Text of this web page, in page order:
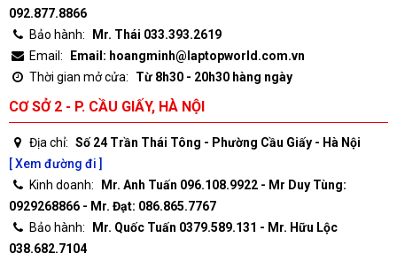
092.877.8866
Bảo hành:
Mr. Thái 033.393.2619
Email:
Email: hoangminh@laptopworld.com.vn
Thời gian mở cửa:
Từ 8h30 - 20h30 hàng ngày
CƠ SỞ 2 - P. CẦU GIẤY, HÀ NỘI
Địa chỉ: Số 24 Trần Thái Tông - Phường Cầu Giấy - Hà Nội
[ Xem đường đi ]
Kinh doanh:
Mr. Anh Tuấn 096.108.9922 - Mr Duy Tùng:
0929268866 - Mr. Đạt: 086.865.7767
Bảo hành:
Mr. Quốc Tuấn 0379.589.131 - Mr. Hữu Lộc
038.682.7104